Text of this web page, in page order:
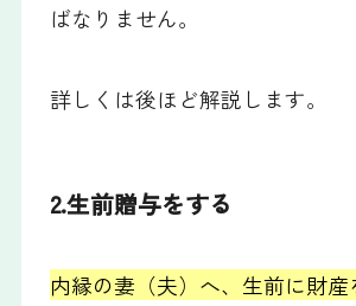
ばなりません。
詳しくは後ほど解説します。
2.生前贈与をする
内縁の妻（夫）へ、生前に財